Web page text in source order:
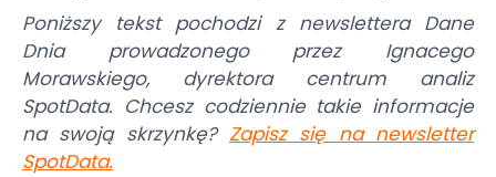
Poniższy tekst pochodzi z newslettera Dane
Dnia prowadzonego przez Ignacego
Morawskiego, dyrektora centrum analiz
SpotData. Chcesz codziennie takie informacje
na swoją skrzynkę? Zapisz się na newsletter
SpotData.